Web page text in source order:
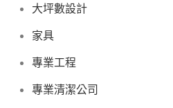
大坪數設計
家具
專業工程
專業清潔公司